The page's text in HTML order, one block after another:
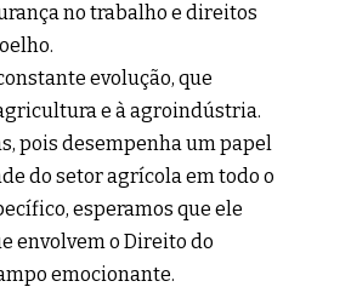
no trabalho e direitos
evolução, que
e à agroindústria.
pois desempenha um papel
do setor agrícola em todo o
esperamos que ele
envolvem o Direito do
emocionante.